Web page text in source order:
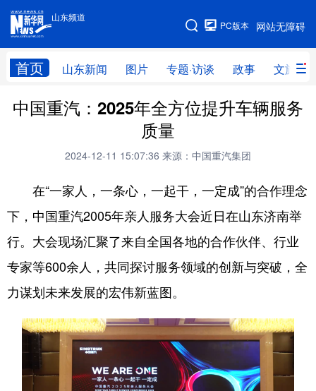
山东频道
网站无障碍
PC版本
首页 山东新闻 图片 专题·访谈 政事 文旅
手机版
网站地图
学习进行时 高层 时政 人事
全球连线
科技 科普 体育 文化
健康 军事 访谈 视频
食品 人居
会展 彩票 娱乐 时尚
悦读 公益 书画 一带一路
中国重汽：2025年全方位提升车辆服务
质量
2024-12-11 15:07:36 来源：中国重汽集团
在“一家人，一条心，一起干，一定成”的合作理念
下，中国重汽2005年亲人服务大会近日在山东济南举
行。大会现场汇聚了来自全国各地的合作伙伴、行业
专家等600余人，共同探讨服务领域的创新与突破，全
力谋划未来发展的宏伟新蓝图。